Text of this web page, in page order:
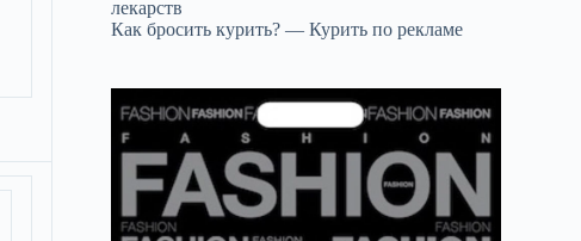
лекарств
Как бросить курить? — Курить по рекламе